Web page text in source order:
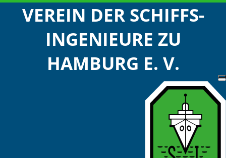
VEREIN DER SCHIFFS-
INGENIEURE ZU
HAMBURG E. V.